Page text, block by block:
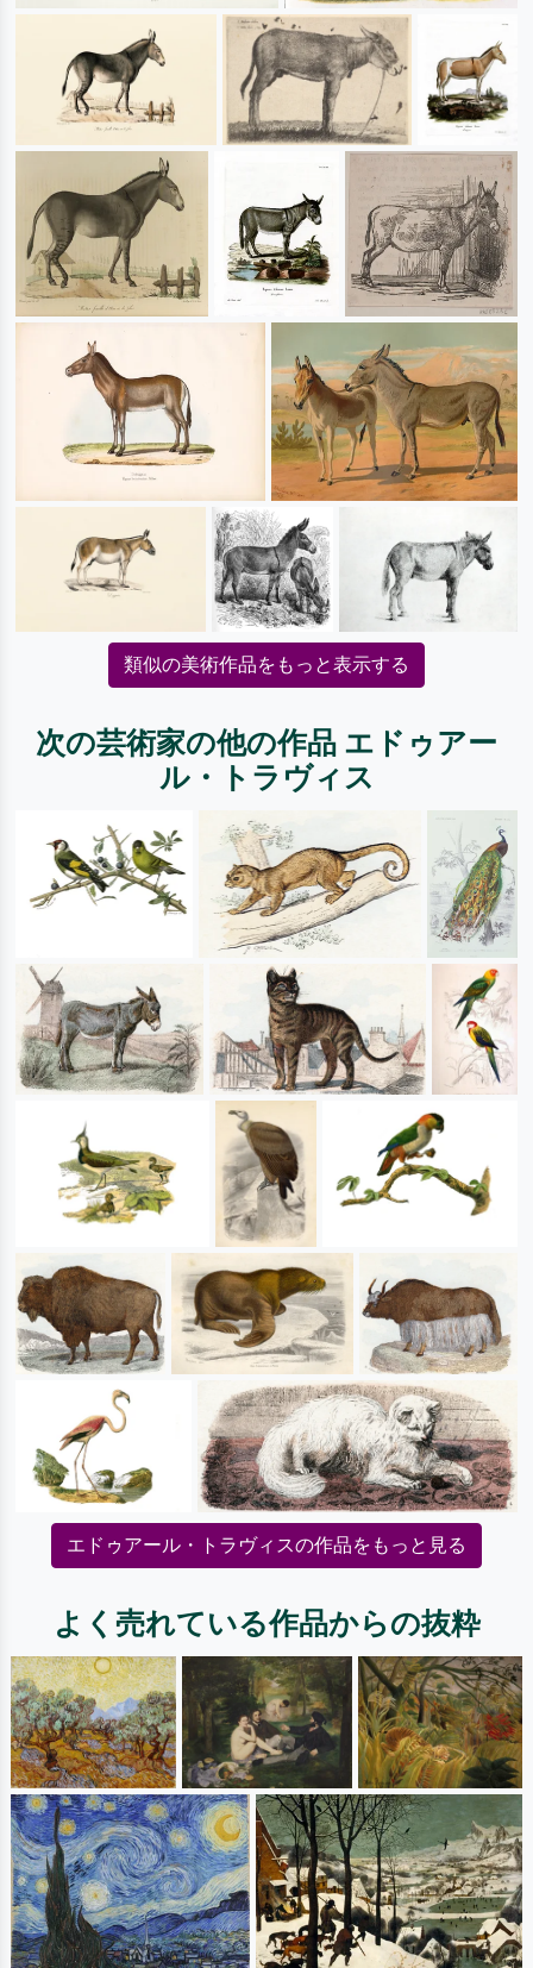
類似の美術作品をもっと表示する
次の芸術家の他の作品 エドゥアー
ル・トラヴィス
エドゥアール・トラヴィスの作品をもっと見る
よく売れている作品からの抜粋